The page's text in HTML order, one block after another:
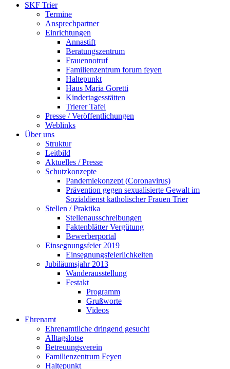
SKF Trier
Termine
Ansprechpartner
Einrichtungen
Annastift
Beratungszentrum
Frauennotruf
Familienzentrum forum feyen
Haltepunkt
Haus Maria Goretti
Kindertagesstätten
Trierer Tafel
Presse / Veröffentlichungen
Weblinks
Über uns
Struktur
Leitbild
Aktuelles / Presse
Schutzkonzepte
Pandemiekonzept (Coronavirus)
Prävention gegen sexualisierte Gewalt im
Sozialdienst katholischer Frauen Trier
Stellen / Praktika
Stellenausschreibungen
Faktenblätter Vergütung
Bewerberportal
Einsegnungsfeier 2019
Einsegnungsfeierlichkeiten
Jubiläumsjahr 2013
Wanderausstellung
Festakt
Programm
Grußworte
Videos
Ehrenamt
Ehrenamtliche dringend gesucht
Alltagslotse
Betreuungsverein
Familienzentrum Feyen
Haltepunkt